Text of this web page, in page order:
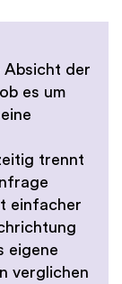
Absicht der
es um
trennt
einfacher
eigene
verglichen